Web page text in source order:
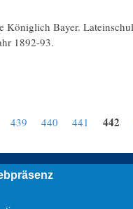
Königlich Bayer.
1892-93.
439 440 441 442